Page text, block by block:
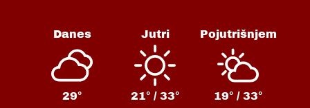
Danes
29°
Jutri
21° / 33°
Pojutrišnjem
19° / 33°